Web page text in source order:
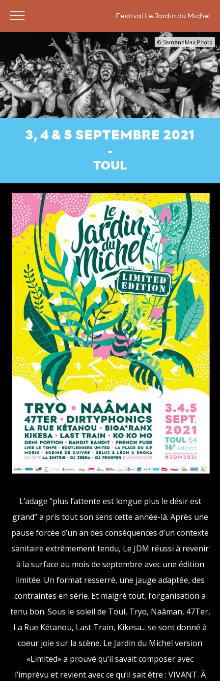
3, 4 & 5 SEPTEMBRE 2021
TOUL
© SamAndMax Photo
L’adage “plus l’attente est longue plus le désir est
grand” a pris tout son sens cette année-là. Après une
pause forcée d’un an des conséquences d’un contexte
sanitaire extrêmement tendu, Le JDM réussi à revenir
à la surface au mois de septembre avec une édition
limitée. Un format resserré, une jauge adaptée, des
contraintes en série. Et malgré tout, l’organisation a
tenu bon. Sous le soleil de Toul, Tryo, Naâman, 47Ter,
La Rue Kétanou, Last Train, Kikesa... se sont donné à
coeur joie sur la scène. Le Jardin du Michel version
«Limited» a prouvé qu’il savait composer avec
l’imprévu et revient avec ce qu’il sait être : VIVANT. À
Festival Le Jardin du Michel